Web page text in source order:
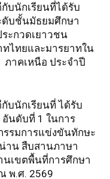
บนักเรียนที่ได้รับ
ดับชั้นมัธยมศึกษา
ะกวดเยาวชน
ไทยและมารยาทใน
ภาคเหนือ ประจำปี
บนักเรียนที่ ได้รับ
อันดับที่ 1 ในการ
รมการแข่งขันทักษะ
าน สืบสานภาษา
นเขตพื้นที่การศึกษา
พ.ศ. 2569